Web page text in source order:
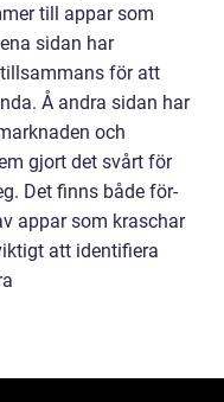
till appar som
sidan har
för att
Å andra sidan har
och
gjort det svårt för
Det finns både för-
appar som kraschar
att identifiera